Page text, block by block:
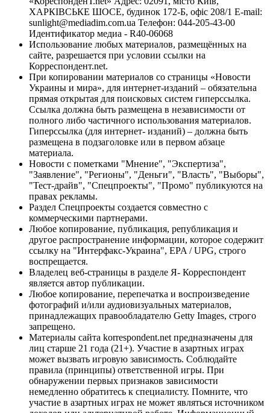
ХАРКІВСЬКЕ ШОСЕ, будинок 172-Б, офіс 208/1 E-mail:
sunlight@mediadim.com.ua Телефон: 044-205-43-00
Идентификатор медиа - R40-06068
Использование любых материалов, размещённых на
сайте, разрешается при условии ссылки на
Корреспондент.net.
При копировании материалов со страницы «Новости
Украины и мира», для интернет-изданий – обязательна
прямая открытая для поисковых систем гиперссылка.
Ссылка должна быть размещена в независимости от
полного либо частичного использования материалов.
Гиперссылка (для интернет- изданий) – должна быть
размещена в подзаголовке или в первом абзаце
материала.
Новости с пометками "Мнение", "Экспертиза",
"Заявление", "Регионы", "Деньги", "Власть", "Выборы",
"Тест-драйв", "Спецпроекты", "Промо" публикуются на
правах рекламы.
Раздел Спецпроекты создается совместно с
коммерческими партнерами.
Любое копирование, публикация, републикация и
другое распространение информации, которое содержит
ссылку на "Интерфакс-Украина", EPA / UPG, строго
воспрещается.
Владелец веб-страницы в разделе Я- Корреспондент
является автор публикации.
Любое копирование, перепечатка и воспроизведение
фотографий и/или аудиовизуальных материалов,
принадлежащих правообладателю Getty Images, строго
запрещено.
Материалы сайта korrespondent.net предназначены для
лиц старше 21 года (21+). Участие в азартных играх
может вызвать игровую зависимость. Соблюдайте
правила (принципы) ответственной игры. При
обнаружении первых признаков зависимости
немедленно обратитесь к специалисту. Помните, что
участие в азартных играх не может являться источником